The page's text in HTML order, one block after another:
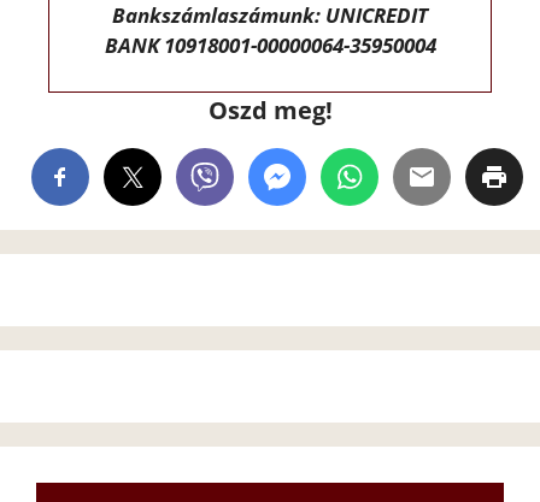
Bankszámlaszámunk: UNICREDIT
BANK 10918001-00000064-35950004
Oszd meg!